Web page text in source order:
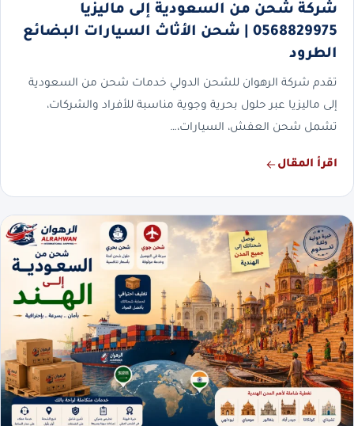
شركة شحن من السعودية إلى ماليزيا
0568829975 | شحن الأثاث السيارات البضائع
الطرود
تقدم شركة الرهوان للشحن الدولي خدمات شحن من السعودية
إلى ماليزيا عبر حلول بحرية وجوية مناسبة للأفراد والشركات،
تشمل شحن العفش، السيارات،…
اقرأ المقال